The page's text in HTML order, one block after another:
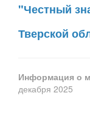
"Честный
Тверской
Информация о
декабря 2025